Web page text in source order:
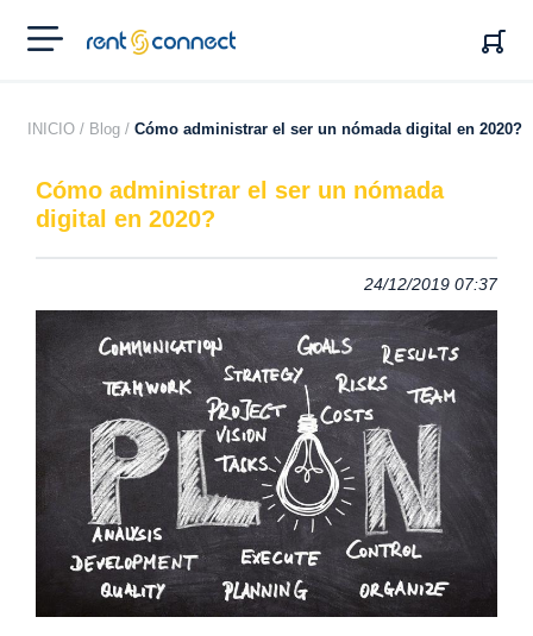
RENT'N
CONNECT
INICIO / Blog / Cómo administrar el ser un nómada digital en 2020?
Cómo administrar el ser un nómada
digital en 2020?
24/12/2019 07:37